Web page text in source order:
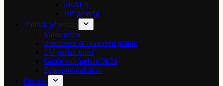
SEALS
Blå genväg
Politisk påverkan
Valmanifest
Remissvar & Nationell politik
EU-parlamentet
Guide valrörelsen 2026
Beteendepraktikan
Om oss